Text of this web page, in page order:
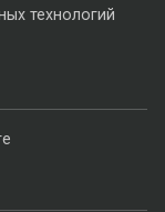
технологий